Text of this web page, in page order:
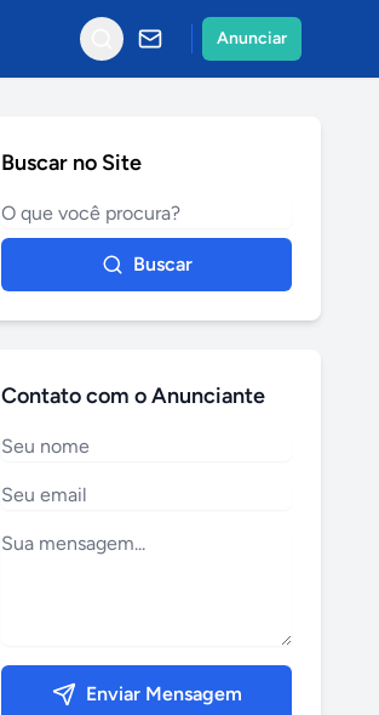
Anunciar
Buscar no Site
Buscar
Contato com o Anunciante
Enviar Mensagem